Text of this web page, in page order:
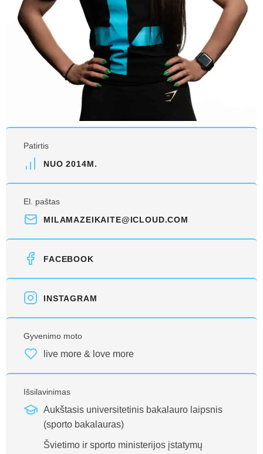
Patirtis
NUO 2014M.
El. paštas
MILAMAZEIKAITE@ICLOUD.COM
FACEBOOK
INSTAGRAM
Gyvenimo moto
live more & love more
Išsilavinimas
Aukštasis universitetinis bakalauro laipsnis
(sporto bakalauras)
Švietimo ir sporto ministerijos įstatymų